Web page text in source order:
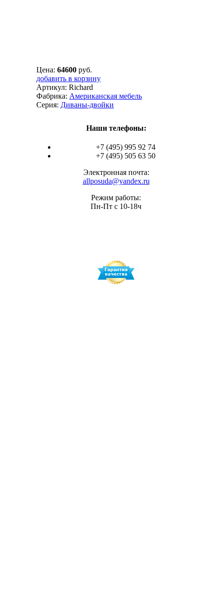
Цена: 64600 руб.
добавить в корзину
Артикул: Richard
Фабрика: Американская мебель
Серия: Диваны-двойки
Наши телефоны:
+7 (495) 995 92 74
+7 (495) 505 63 50
Электронная почта:
allposuda@yandex.ru
Режим работы:
Пн-Пт с 10-18ч